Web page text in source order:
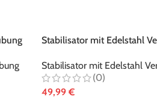
305,00
Paar
MwSt.
Stabilisator mit Edelstahl
Stabilisator mit Edelstahl
(0)
49,99€